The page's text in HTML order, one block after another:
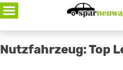
Skip
to
content
Nutzfahrzeug: Top